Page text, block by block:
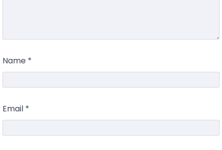
Name *
Email *